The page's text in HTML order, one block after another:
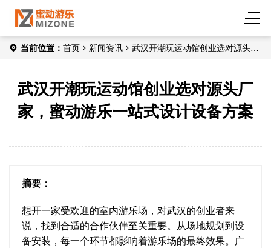
当前位置： 首页 新闻资讯
武汉开潮玩运动馆创业选对源头厂
武汉开潮玩运动馆创业选对源头厂
家，蜜动游乐一站式设计设备方案
摘要：
想开一家受欢迎的室内游乐场，对武汉的创业者来
说，找到合适的合作伙伴至关重要。从场地规划到设
备安装，每一个环节都影响着游乐场的最终效果。广